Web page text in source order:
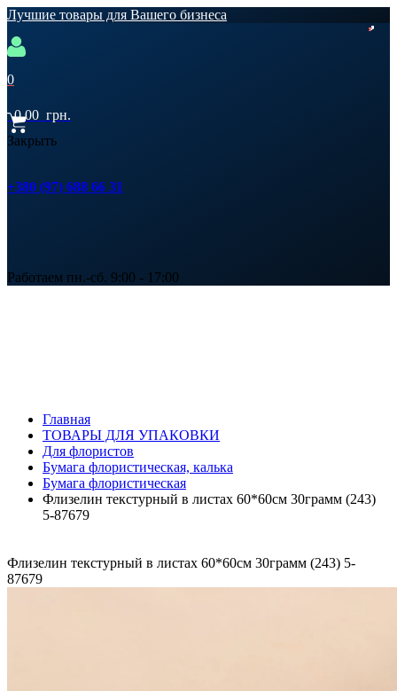
Лучшие товары для Вашего бизнеса
0
0,00 грн.
Закрыть
+380 (97) 688 66 31
Работаем пн.-сб. 9:00 - 17:00
Главная
ТОВАРЫ ДЛЯ УПАКОВКИ
Для флористов
Бумага флористическая, калька
Бумага флористическая
Флизелин текстурный в листах 60*60см 30грамм (243)
5-87679
Флизелин текстурный в листах 60*60см 30грамм (243) 5-
87679